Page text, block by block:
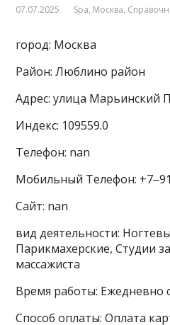
07.07.2025 Spa, Москва,
город: Москва
Район: Люблино район
Адрес: улица Марьинский
Индекс: 109559.0
Телефон: nan
Мобильный Телефон:
Сайт: nan
вид деятельности:
Парикмахерские, Студии
массажиста
Время работы: Ежедневно
Способ оплаты: Оплата